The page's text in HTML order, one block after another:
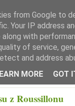
☰ Menu
z Roussillonu
from Google to
Your IP address
along with
of service,
and address
MORE
GOT